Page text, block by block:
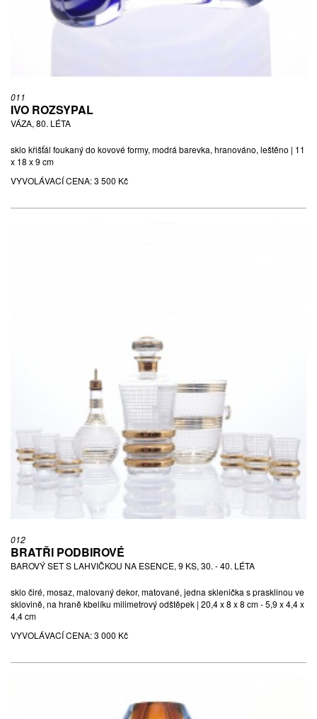
011
IVO ROZSYPAL
VÁZA, 80. LÉTA
sklo křišťál foukaný do kovové formy, modrá barevka, hranováno, leštěno | 11
x 18 x 9 cm
VYVOLÁVACÍ CENA:3 500 Kč
012
BRATŘI PODBIROVÉ
BAROVÝ SET S LAHVIČKOU NA ESENCE, 9 KS, 30. - 40. LÉTA
sklo čiré, mosaz, malovaný dekor, matované, jedna sklenička s prasklinou ve
sklovině, na hraně kbelíku milimetrový odštěpek | 20,4 x 8 x 8 cm - 5,9 x 4,4 x
4,4 cm
VYVOLÁVACÍ CENA:3 000 Kč